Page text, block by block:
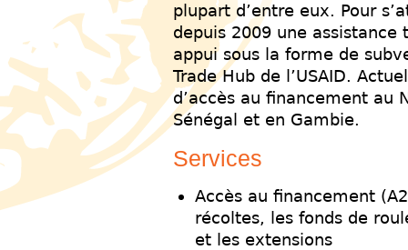
plupart d’entre eux. Pour
depuis 2009 une assistance
appui sous la forme de
Trade Hub de l’USAID.
d’accès au financement au
Sénégal et en Gambie.
Services
Accès au financement
récoltes, les fonds de
et les extensions